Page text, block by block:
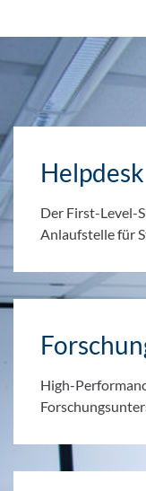
Helpdesk
Der First-Level-
Anlaufstelle für
High-